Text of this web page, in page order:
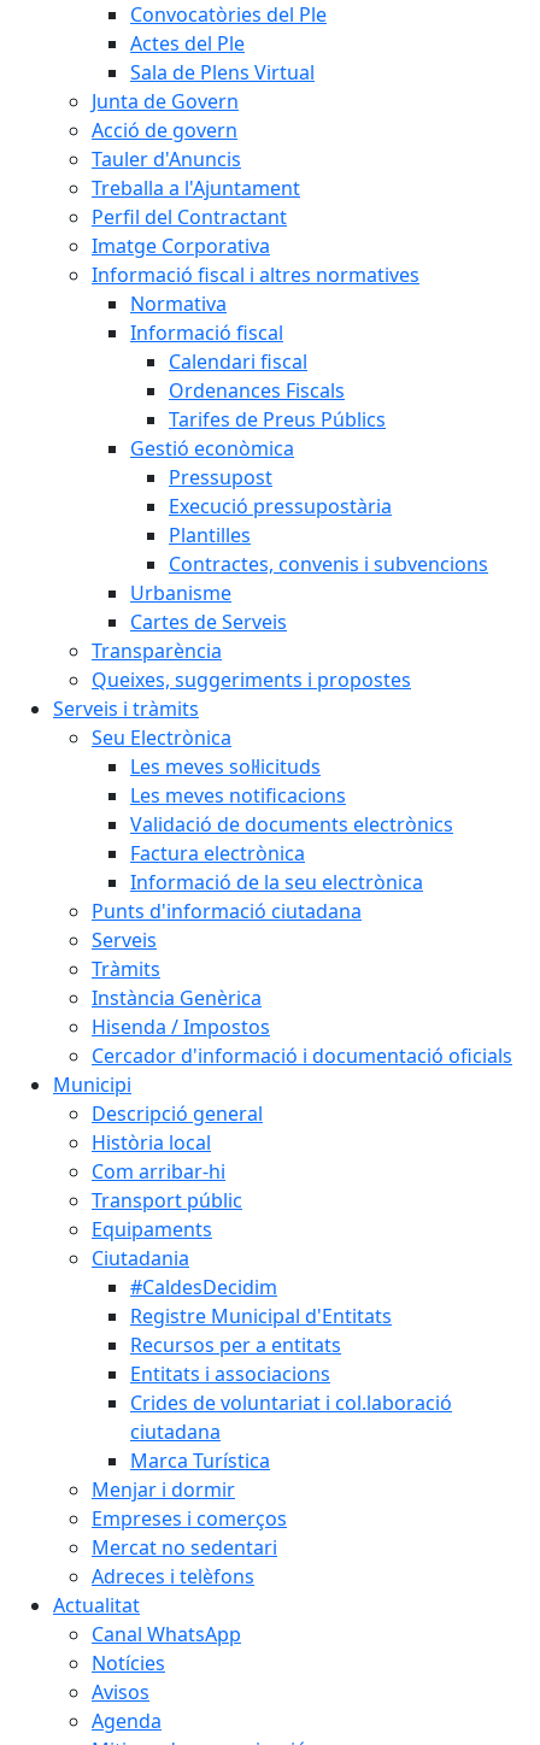
Convocatòries del Ple
Actes del Ple
Sala de Plens Virtual
Junta de Govern
Acció de govern
Tauler d'Anuncis
Treballa a l'Ajuntament
Perfil del Contractant
Imatge Corporativa
Informació fiscal i altres normatives
Normativa
Informació fiscal
Calendari fiscal
Ordenances Fiscals
Tarifes de Preus Públics
Gestió econòmica
Pressupost
Execució pressupostària
Plantilles
Contractes, convenis i subvencions
Urbanisme
Cartes de Serveis
Transparència
Queixes, suggeriments i propostes
Serveis i tràmits
Seu Electrònica
Les meves sol·licituds
Les meves notificacions
Validació de documents electrònics
Factura electrònica
Informació de la seu electrònica
Punts d'informació ciutadana
Serveis
Tràmits
Instància Genèrica
Hisenda / Impostos
Cercador d'informació i documentació oficials
Municipi
Descripció general
Història local
Com arribar-hi
Transport públic
Equipaments
Ciutadania
#CaldesDecidim
Registre Municipal d'Entitats
Recursos per a entitats
Entitats i associacions
Crides de voluntariat i col.laboració
ciutadana
Marca Turística
Menjar i dormir
Empreses i comerços
Mercat no sedentari
Adreces i telèfons
Actualitat
Canal WhatsApp
Notícies
Avisos
Agenda